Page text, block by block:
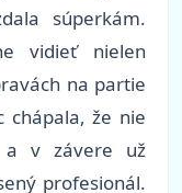
súperkám.
vidieť nielen
na partie
chápala, že nie
v závere už
profesionál.